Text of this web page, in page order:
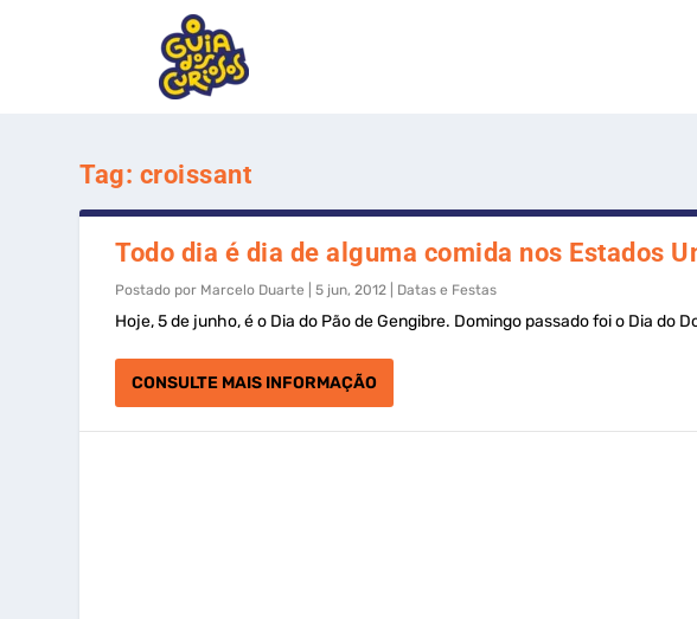
Tag: croissant
Todo dia é dia de alguma comida nos Estados
Postado por Marcelo Duarte |5 jun, 2012 Datas e Festas
Hoje, 5 de junho, é o Dia do Pão de Gengibre. Domingo passado foi o Dia do
CONSULTE MAIS INFORMAÇÃO